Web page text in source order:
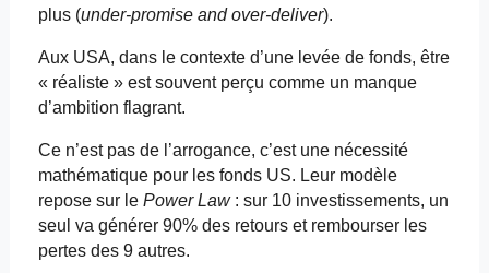
plus (under-promise and over-deliver).
Aux USA, dans le contexte d’une levée de fonds, être
« réaliste » est souvent perçu comme un manque
d’ambition flagrant.
Ce n’est pas de l’arrogance, c’est une nécessité
mathématique pour les fonds US. Leur modèle
repose sur le Power Law: sur 10 investissements, un
seul va générer 90% des retours et rembourser les
pertes des 9 autres.